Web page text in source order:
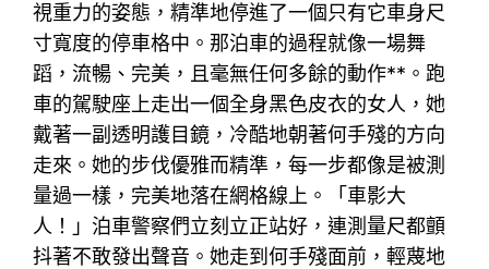
視重力的姿態，精準地停進了一個只有它車身尺
寸寬度的停車格中。那泊車的過程就像一場舞
蹈，流暢、完美，且毫無任何多餘的動作**。跑
車的駕駛座上走出一個全身黑色皮衣的女人，她
戴著一副透明護目鏡，冷酷地朝著何手殘的方向
走來。她的步伐優雅而精準，每一步都像是被測
量過一樣，完美地落在網格線上。「車影大
人！」泊車警察們立刻立正站好，連測量尺都顫
抖著不敢發出聲音。她走到何手殘面前，輕蔑地